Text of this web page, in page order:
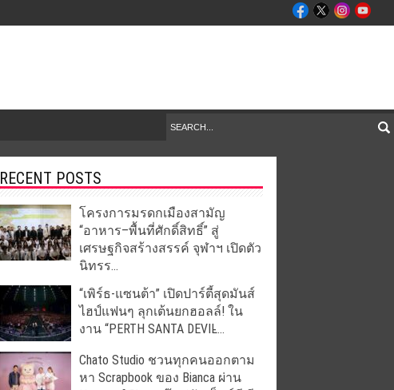
RECENT POSTS
โครงการมรดกเมืองสามัญ
“อาหาร–พื้นที่ศักดิ์สิทธิ์” สู่
เศรษฐกิจสร้างสรรค์ จุฬาฯ เปิดตัว
นิทรร...
“เพิร์ธ-แซนต้า” เปิดปาร์ตี้สุดมันส์
ไฮป์แฟนๆ ลุกเต้นยกฮอลล์! ใน
งาน “PERTH SANTA DEVIL̵...
Chato Studio ชวนทุกคนออกตาม
หา Scrapbook ของ Bianca ผ่าน